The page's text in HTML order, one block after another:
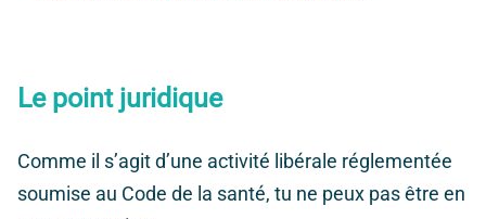
Le point juridique
Comme il s’agit d’une activité libérale réglementée
soumise au Code de la santé, tu ne peux pas être en